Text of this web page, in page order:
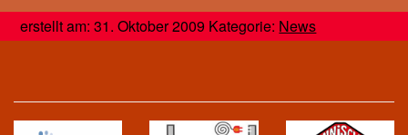
erstellt am: 31. Oktober 2009 Kategorie: News